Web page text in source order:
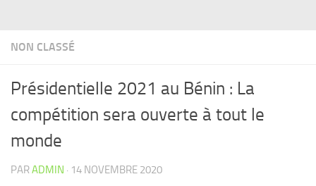
NON CLASSÉ
Présidentielle 2021 au Bénin : La
compétition sera ouverte à tout le
monde
PARADMIN · 14 NOVEMBRE 2020